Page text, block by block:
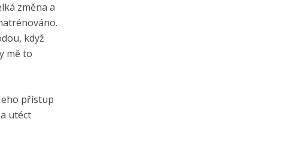
změna a
když
mě to
přístup
utéct